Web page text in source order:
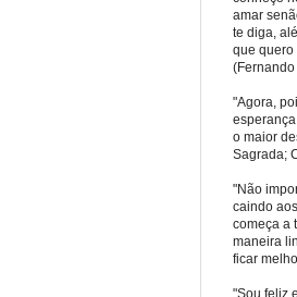
amar
te diga,
que quero
"Agora,
o maior
Sagrada;
"Não
caindo
começa a
maneira
ficar
"Sou feliz